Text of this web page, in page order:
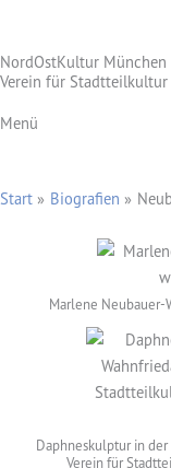
springen
NordOstKultur München
Verein für Stadtteilkultur
Menü
Start Biografien
Marlene
Daphneskulptur in
Verein für